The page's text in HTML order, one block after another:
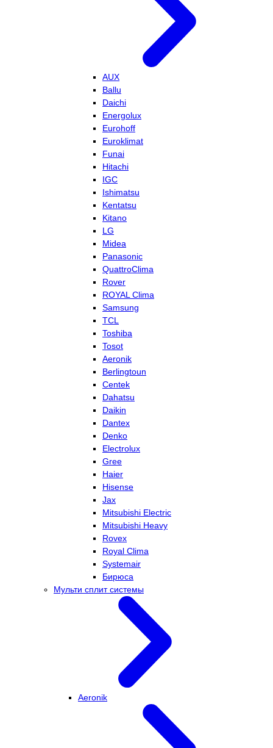
AUX
Ballu
Daichi
Energolux
Eurohoff
Euroklimat
Funai
Hitachi
IGC
Ishimatsu
Kentatsu
Kitano
LG
Midea
Panasonic
QuattroClima
Rover
ROYAL Clima
Samsung
TCL
Toshiba
Tosot
Aeronik
Berlingtoun
Centek
Dahatsu
Daikin
Dantex
Denko
Electrolux
Gree
Haier
Hisense
Jax
Mitsubishi Electric
Mitsubishi Heavy
Rovex
Royal Clima
Systemair
Бирюса
Мульти сплит системы
Aeronik